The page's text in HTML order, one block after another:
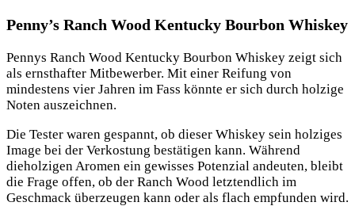
Penny’s Ranch Wood Kentucky Bourbon Whiskey
Pennys Ranch Wood Kentucky Bourbon Whiskey zeigt sich
als ernsthafter Mitbewerber. Mit einer Reifung von
mindestens vier Jahren im Fass könnte er sich durch holzige
Noten auszeichnen.
Die Tester waren gespannt, ob dieser Whiskey sein holziges
Image bei der Verkostung bestätigen kann. Während
dieholzigen Aromen ein gewisses Potenzial andeuten, bleibt
die Frage offen, ob der Ranch Wood letztendlich im
Geschmack überzeugen kann oder als flach empfunden wird.